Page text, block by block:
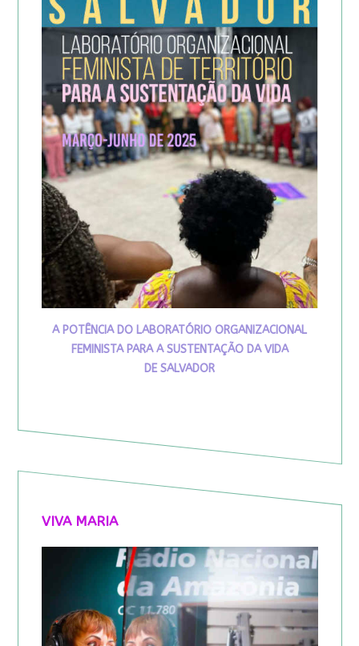
A POTÊNCIA DO LABORATÓRIO ORGANIZACIONAL
FEMINISTA PARA A SUSTENTAÇÃO DA VIDA
DE SALVADOR
VIVA MARIA